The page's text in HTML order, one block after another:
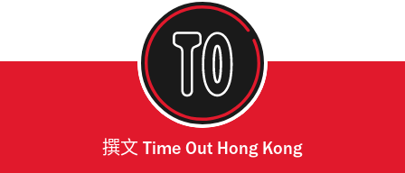
撰文 Time Out Hong Kong